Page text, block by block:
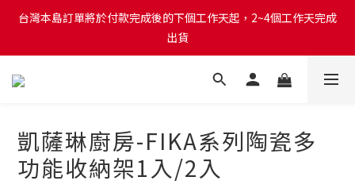
台灣本島訂單將於付款完成後的下個工作天起，2~4個工作天完成
出貨
台灣本島訂單將於付款完成後的下個工作天起，2~4個工作天完成
出貨
台灣本島消費滿$999免運費
台灣本島訂單將於付款完成後的下個工作天起，2~4個工作天完成
出貨
凱薩琳廚房-FIKA系列陶瓷多
功能收納架1入/2入